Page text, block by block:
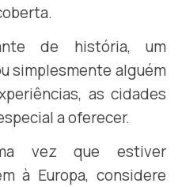
de história, um
simplesmente alguém
as cidades
a oferecer.
vez que estiver
à Europa, considere